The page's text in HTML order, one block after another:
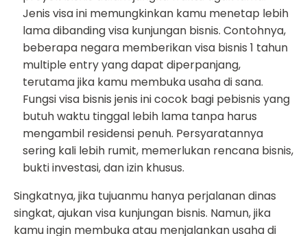
Jenis visa ini memungkinkan kamu menetap lebih
lama dibanding visa kunjungan bisnis. Contohnya,
beberapa negara memberikan visa bisnis 1 tahun
multiple entry yang dapat diperpanjang,
terutama jika kamu membuka usaha di sana.
Fungsi visa bisnis jenis ini cocok bagi pebisnis yang
butuh waktu tinggal lebih lama tanpa harus
mengambil residensi penuh. Persyaratannya
sering kali lebih rumit, memerlukan rencana bisnis,
bukti investasi, dan izin khusus.
Singkatnya, jika tujuanmu hanya perjalanan dinas
singkat, ajukan visa kunjungan bisnis. Namun, jika
kamu ingin membuka atau menjalankan usaha di